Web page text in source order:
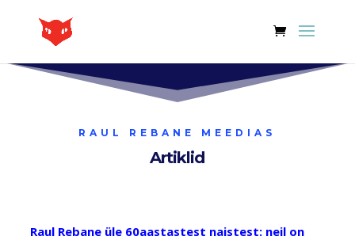
RAUL REBANE MEEDIAS
Artiklid
Raul Rebane üle 60aastastest naistest: neil on